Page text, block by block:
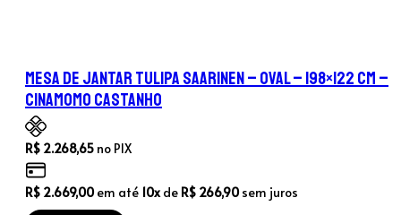
Mesa de Jantar Tulipa Saarinen – Oval – 198×122 cm –
Cinamomo Castanho
R$ 2.268,65 no PIX
R$ 2.669,00em até 10x de R$ 266,90sem juros